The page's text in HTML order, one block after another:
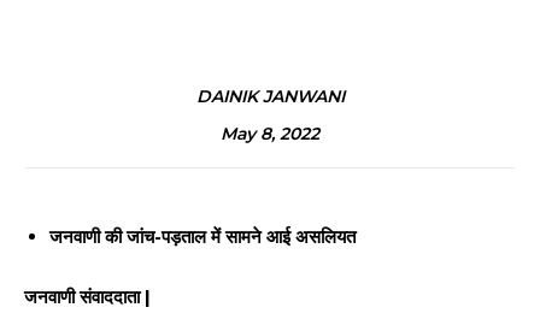
DAINIK JANWANI
May 8, 2022
जनवाणी की जांच-पड़ताल में सामने आई असलियत
जनवाणी संवाददाता |